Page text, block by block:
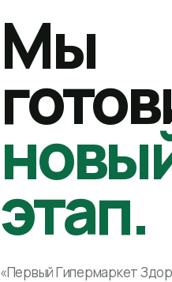
Мы
этап.
«Первый Гипермаркет